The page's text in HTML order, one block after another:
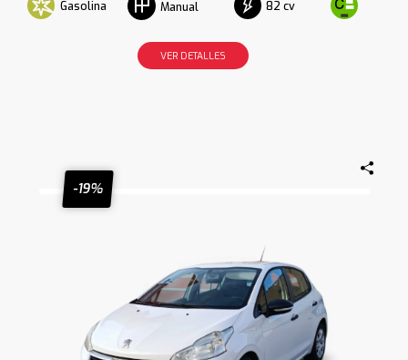
Gasolina Manual 82 cv
VER DETALLES
-19%